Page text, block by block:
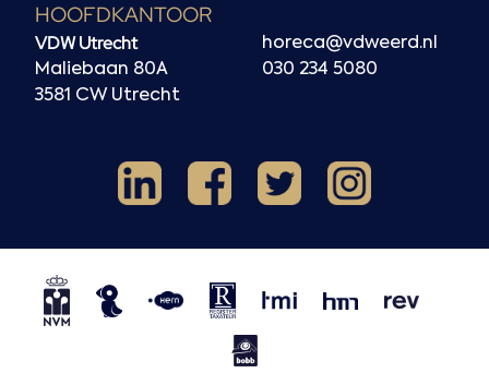
HOOFDKANTOOR
VDW Utrecht
Maliebaan 80A
3581 CW Utrecht
horeca@vdweerd.nl
030 234 5080
LinkedInFacebook
X Instagram
NVM
Horecaspot
Kern
NRVT
TMI HMN REV
BOBB